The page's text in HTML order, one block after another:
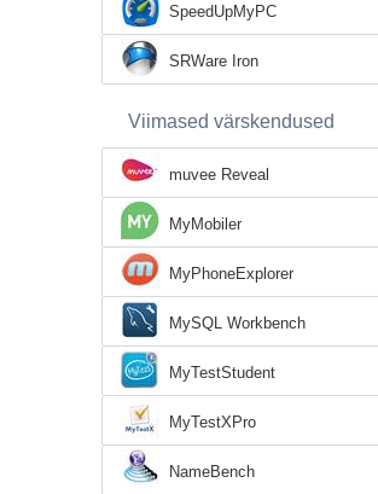
SpeedUpMyPC
SRWare Iron
Viimased värskendused
muvee Reveal
MyMobiler
MyPhoneExplorer
MySQL Workbench
MyTestStudent
MyTestXPro
NameBench